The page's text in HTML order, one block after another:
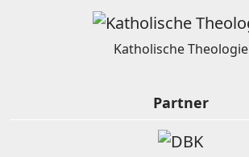
Katholische Theologie
Partner